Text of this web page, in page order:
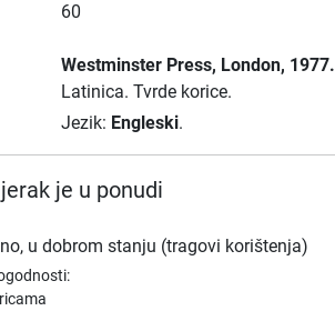
60
Westminster Press, London, 1977.
Latinica. Tvrde korice.
Jezik: Engleski.
je u ponudi
u dobrom stanju (tragovi korištenja)